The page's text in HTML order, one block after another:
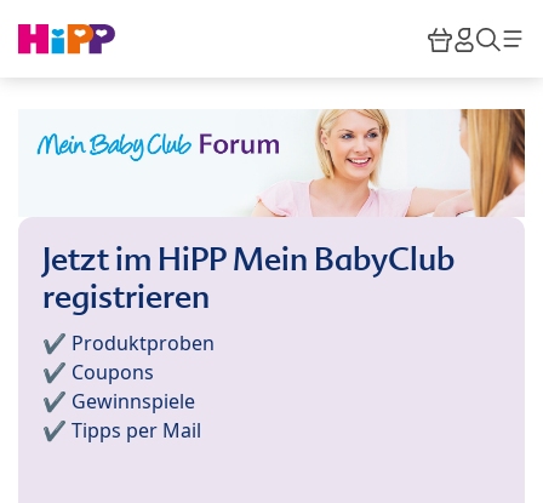
HiPP
Jetzt im HiPP Mein BabyClub
registrieren
✔️ Produktproben
✔️ Coupons
✔️ Gewinnspiele
✔️ Tipps per Mail